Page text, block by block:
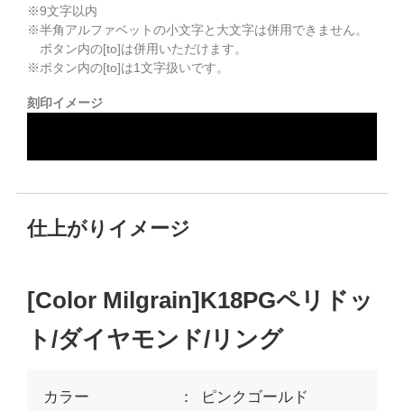
※9文字以内
※半角アルファベットの小文字と大文字は併用できません。
ボタン内の[to]は併用いただけます。
※ボタン内の[to]は1文字扱いです。
刻印イメージ
仕上がりイメージ
[Color Milgrain]K18PGペリドッ
ト/ダイヤモンド/リング
カラー
ピンクゴールド